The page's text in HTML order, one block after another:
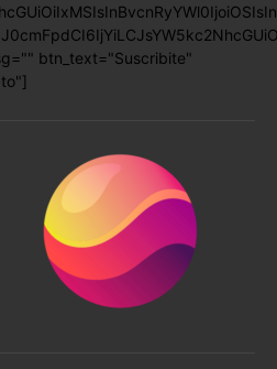
btn_text="Suscribite"